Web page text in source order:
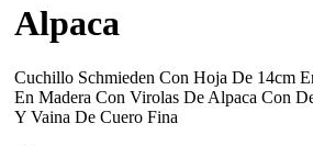
Alpaca
Cuchillo Schmieden Con Hoja De 14cm
En Madera Con Virolas De Alpaca Con
Y Vaina De Cuero Fina